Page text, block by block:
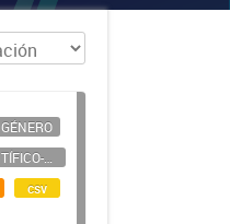
GÉNERO
PERSONAL CIENTÍFICO-TECNOLÓGICO
csv